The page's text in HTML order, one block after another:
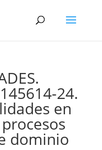
24.
en
dominio